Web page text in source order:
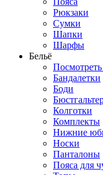
Рюкзаки
Сумки
Шапки
Шарфы
Бельё
Посмотреть
Бандалетки
Боди
Колготки
Комплекты
Нижние
Носки
Панталоны
Поясa для